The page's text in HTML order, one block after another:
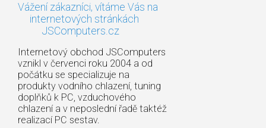
Vážení zákazníci, vítáme Vás na
internetových stránkách
JSComputers.cz
Internetový obchod JSComputers
vznikl v červenci roku 2004 a od
počátku se specializuje na
produkty vodního chlazení, tuning
doplňků k PC, vzduchového
chlazení a v neposlední řadě taktéž
realizací PC sestav.